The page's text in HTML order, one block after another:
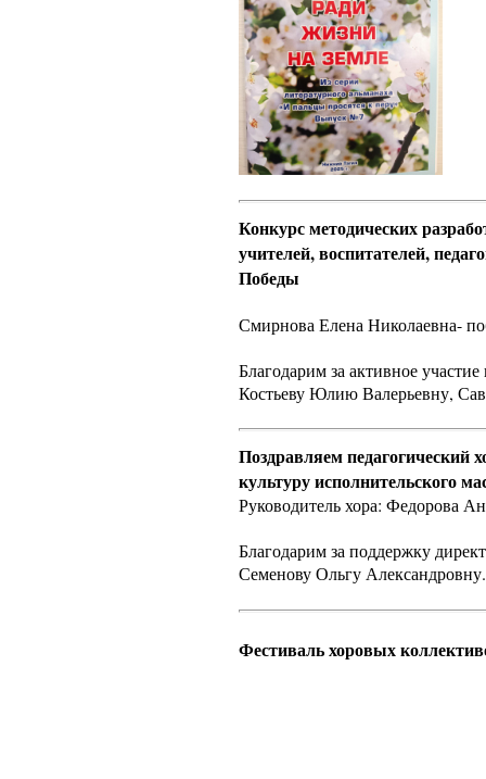
Конкурс методических
учителей, воспитателей,
Победы
Смирнова Елена Николаевна-
Благодарим за активное
Костьеву Юлию Валерьевну,
Поздравляем
культуру исполнительского
Руководитель хора: Федорова
Благодарим за поддержку
Семенову Ольгу Александровну.
Фестиваль хоровых